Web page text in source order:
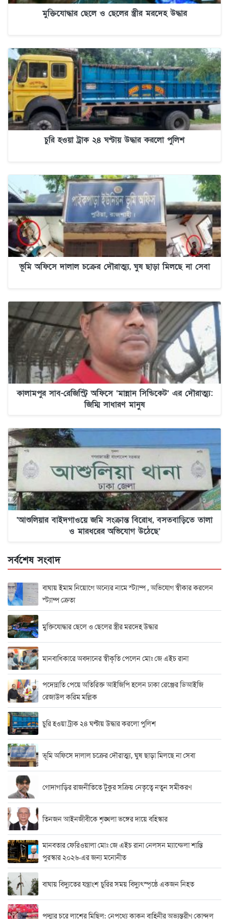
মুক্তিযোদ্ধার ছেলে ও ছেলের স্ত্রীর মরদেহ উদ্ধার
চুরি হওয়া ট্রাক ২৪ ঘণ্টায় উদ্ধার করলো পুলিশ
ভূমি অফিসে দালাল চক্রের দৌরাত্ম্য, ঘুষ ছাড়া মিলছে না সেবা
কালামপুর সাব-রেজিস্ট্রি অফিসে ‘মান্নান সিন্ডিকেট’ এর দৌরাত্ম্য:
জিম্মি সাধারণ মানুষ
‘আশুলিয়ার বাইদগাওয়ে জমি সংক্রান্ত বিরোধ, বসতবাড়িতে তালা
ও মারধরের অভিযোগ উঠেছে’
সর্বশেষ সংবাদ
বাঘায় ইমাম নিয়োগে অন্যের নামে স্ট্যাম্প , অভিযোগ স্বীকার করলেন
স্ট্যাম্প ক্রেতা
মুক্তিযোদ্ধার ছেলে ও ছেলের স্ত্রীর মরদেহ উদ্ধার
মানবাধিকারে অবদানের স্বীকৃতি পেলেন মোঃ জে এইচ রানা
পদোন্নতি পেয়ে অতিরিক্ত আইজিপি হলেন ঢাকা রেঞ্জের ডিআইজি
রেজাউল করিম মল্লিক
চুরি হওয়া ট্রাক ২৪ ঘণ্টায় উদ্ধার করলো পুলিশ
ভূমি অফিসে দালাল চক্রের দৌরাত্ম্য, ঘুষ ছাড়া মিলছে না সেবা
গোদাগাড়ির রাজনীতিতে টুকুর সক্রিয় নেতৃত্বে নতুন সমীকরণ
তিনজন আইনজীবীকে শৃঙ্খলা ভঙ্গের দায়ে বহিস্কার
মানবতার ফেরিওয়ালা মোঃ জে এইচ রানা নেলসন ম্যান্ডেলা শান্তি
পুরস্কার ২০২৬-এর জন্য মনোনীত
বাঘায় বিদ্যুতের যন্ত্রাংশ চুরির সময় বিদ্যুৎস্পৃষ্ঠে একজন নিহত
পদ্মার চরে লাশের মিছিল: নেপথ্যে কাকন বাহিনীর অভ্যন্তরীণ কোন্দল